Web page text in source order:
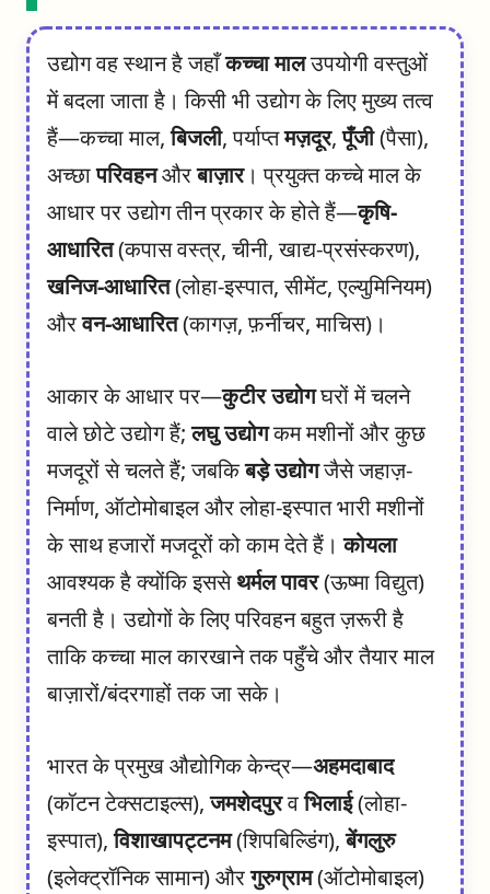
उद्योग वह स्थान है जहाँकच्चा मालउपयोगी वस्तुओं
में बदला जाता है। किसी भी उद्योग के लिए मुख्य तत्व
हैं—कच्चा माल,बिजली, पर्याप्तमज़दूर,पूँजी(पैसा),
अच्छापरिवहनऔरबाज़ार। प्रयुक्त कच्चे माल के
आधार पर उद्योग तीन प्रकार के होते हैं—कृषि-
आधारित(कपास वस्त्र, चीनी, खाद्य-प्रसंस्करण),
खनिज-आधारित(लोहा-इस्पात, सीमेंट, एल्युमिनियम)
औरवन-आधारित(कागज़, फ़र्नीचर, माचिस)।
आकार के आधार पर—कुटीर उद्योगघरों में चलने
वाले छोटे उद्योग हैं;लघु उद्योगकम मशीनों और कुछ
मजदूरों से चलते हैं; जबकिबड़े उद्योगजैसे जहाज़-
निर्माण, ऑटोमोबाइल और लोहा-इस्पात भारी मशीनों
के साथ हजारों मजदूरों को काम देते हैं।कोयला
आवश्यक है क्योंकि इससेथर्मल पावर(ऊष्मा विद्युत)
बनती है। उद्योगों के लिए परिवहन बहुत ज़रूरी है
ताकि कच्चा माल कारखाने तक पहुँचे और तैयार माल
बाज़ारों/बंदरगाहों तक जा सके।
भारत के प्रमुख औद्योगिक केन्द्र—अहमदाबाद
(कॉटन टेक्सटाइल्स),जमशेदपुरवभिलाई(लोहा-
इस्पात),विशाखापट्टनम(शिपबिल्डिंग),बेंगलुरु
(इलेक्ट्रॉनिक सामान) औरगुरुग्राम(ऑटोमोबाइल)